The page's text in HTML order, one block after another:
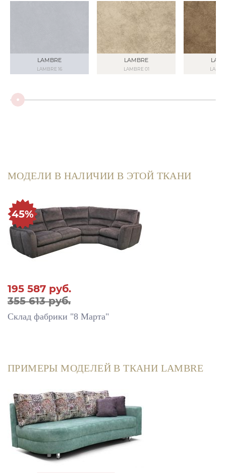
LAMBRE
LAMBRE 16
LAMBRE
LAMBRE 01
МОДЕЛИ В НАЛИЧИИ В ЭТОЙ ТКАНИ
195 587 руб.
355 613 руб.
45%
Склад фабрики "8 Марта"
ПРИМЕРЫ МОДЕЛЕЙ В ТКАНИ LAMBRE